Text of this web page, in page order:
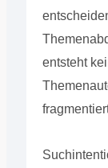
entsteht